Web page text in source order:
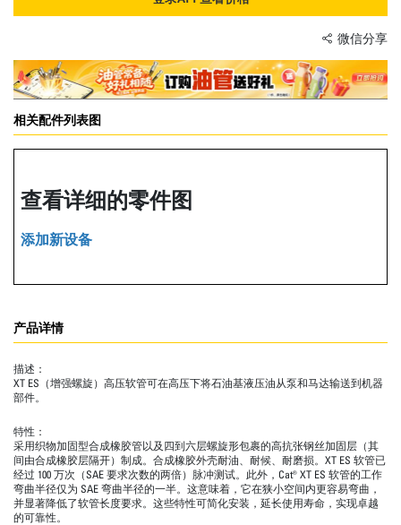
微信分享
相关配件列表图
查看详细的零件图
添加新设备
产品详情
描述：
XT ES（增强螺旋）高压软管可在高压下将石油基液压油从泵和马达输送到机器
部件。
特性：
采用织物加固型合成橡胶管以及四到六层螺旋形包裹的高抗张钢丝加固层（其
间由合成橡胶层隔开）制成。合成橡胶外壳耐油、耐候、耐磨损。XT ES 软管已
经过 100 万次（SAE 要求次数的两倍）脉冲测试。此外，Cat® XT ES 软管的工作
弯曲半径仅为 SAE 弯曲半径的一半。这意味着，它在狭小空间内更容易弯曲，
并显著降低了软管长度要求。这些特性可简化安装，延长使用寿命，实现卓越
的可靠性。